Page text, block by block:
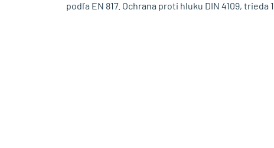
podľa EN 817. Ochrana proti hluku DIN 4109, trieda 1.